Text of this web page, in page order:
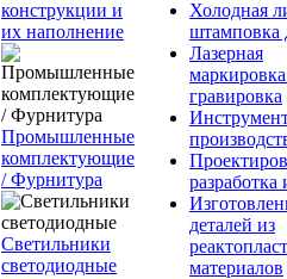
конструкции и
их наполнение
Промышленные
комплектующие
/ Фурнитура
Светильники
светодиодные
Холодная
штамповка
Лазерная
гравировка
разработка
деталей из
материалов